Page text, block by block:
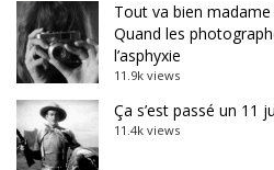
Tout va bien
Quand les
l’asphyxie
11.9k views
Ça s’est passé un 11
11.4k views